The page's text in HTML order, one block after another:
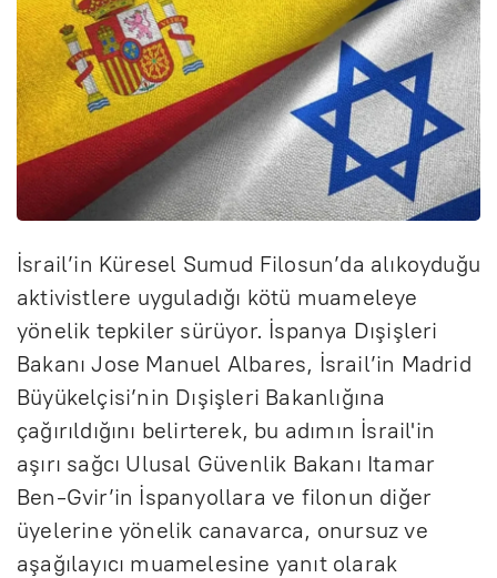
İsrail’in Küresel Sumud Filosun’da alıkoyduğu
aktivistlere uyguladığı kötü muameleye
yönelik tepkiler sürüyor. İspanya Dışişleri
Bakanı Jose Manuel Albares, İsrail’in Madrid
Büyükelçisi’nin Dışişleri Bakanlığına
çağırıldığını belirterek, bu adımın İsrail'in
aşırı sağcı Ulusal Güvenlik Bakanı Itamar
Ben-Gvir’in İspanyollara ve filonun diğer
üyelerine yönelik canavarca, onursuz ve
aşağılayıcı muamelesine yanıt olarak